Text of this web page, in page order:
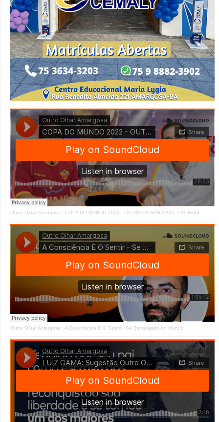
Outro Olhar Amargosa · COPA DO MUNDO 2022 - OUTRO OLHAR CAST #O1 Right
Outro Olhar Amargosa · A Consciência E O Sentir - Se Estrangeiro Ao Mundo